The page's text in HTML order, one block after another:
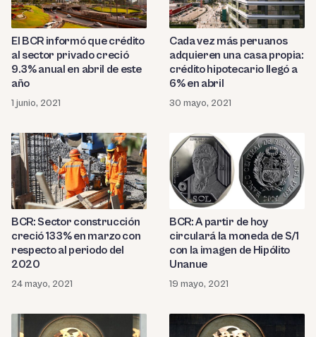
El BCR informó que crédito
al sector privado creció
9.3% anual en abril de este
año
1 junio, 2021
Cada vez más peruanos
adquieren una casa propia:
crédito hipotecario llegó a
6% en abril
30 mayo, 2021
BCR: Sector construcción
creció 133% en marzo con
respecto al periodo del
2020
24 mayo, 2021
BCR: A partir de hoy
circulará la moneda de S/1
con la imagen de Hipólito
Unanue
19 mayo, 2021